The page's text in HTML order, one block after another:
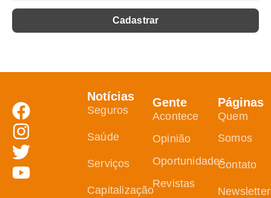
Notícias
Seguros
Saúde
Serviços
Capitalização
Gente
Acontece
Opinião
Oportunidades
Revistas
Páginas
Quem
Somos
Contato
Newsletter